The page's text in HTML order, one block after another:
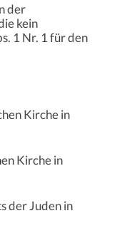
der
kein
1 Nr. 1 für den
Kirche in
Kirche in
der Juden in